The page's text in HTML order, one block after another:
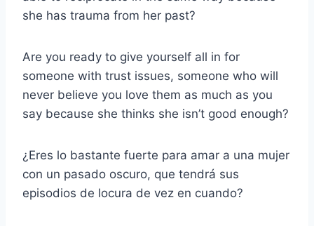
she has trauma from her past?
Are you ready to give yourself all in for
someone with trust issues, someone who will
never believe you love them as much as you
say because she thinks she isn’t good enough?
¿Eres lo bastante fuerte para amar a una mujer
con un pasado oscuro, que tendrá sus
episodios de locura de vez en cuando?